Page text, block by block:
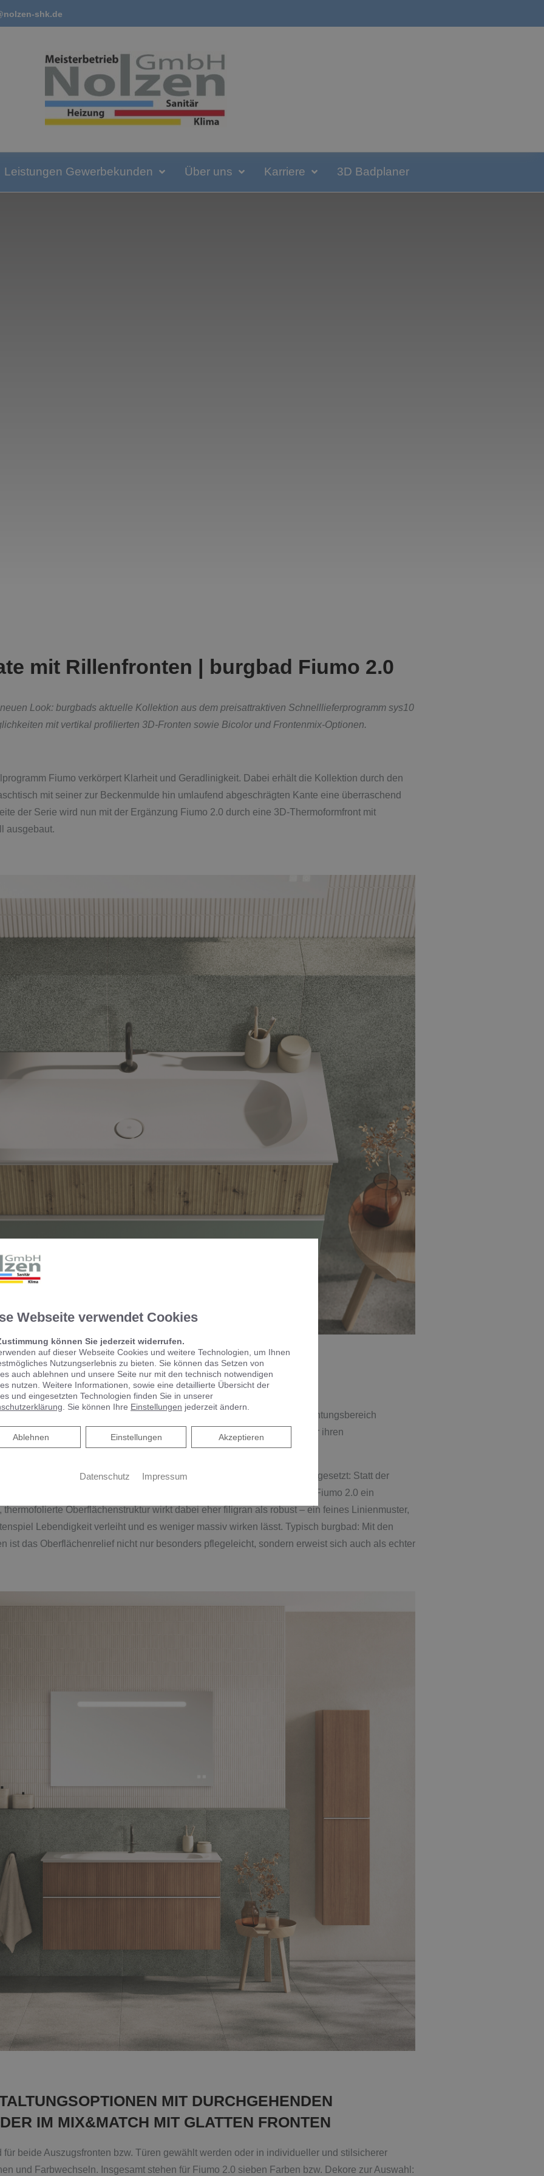
shk.de
Leistungen Gewerbekunden Über uns Karriere 3D Badplaner
mit Rillenfronten | burgbad Fiumo 2.0
Look: burgbads aktuelle Kollektion aus dem preisattraktiven Schnelllieferprogramm sys10
mit vertikal profilierten 3D-Fronten sowie Bicolor und Frontenmix-Optionen.
Fiumo verkörpert Klarheit und Geradlinigkeit. Dabei erhält die Kollektion durch den
mit seiner zur Beckenmulde hin umlaufend abgeschrägten Kante eine überraschend
der Serie wird nun mit der Ergänzung Fiumo 2.0 durch eine 3D-Thermoformfront mit
ausgebaut.
FÜR DAS LIFESTYLE-BAD
eleganten Wirkung wegen aktuell gerne im designorientierten Einrichtungsbereich
etwa erhalten so eine dekorative Anmutung, behalten dabei aber ihren
natürlichen Charme von Holzoberflächen bei.
Patrick Frey diesen Trend zusammen mit burgbad nun praxistauglich umgesetzt: Statt der
bei der Originalkollektion Fiumo zeigen die neuen Fronten von Fiumo 2.0 ein
Oberflächenstruktur wirkt dabei eher filigran als robust – ein feines Linienmuster,
Lebendigkeit verleiht und es weniger massiv wirken lässt. Typisch burgbad: Mit den
ist das Oberflächenrelief nicht nur besonders pflegeleicht, sondern erweist sich auch als echter
MIT DURCHGEHENDEN
IM MIX&MATCH MIT GLATTEN FRONTEN
beide Auszugsfronten bzw. Türen gewählt werden oder in individueller und stilsicherer
und Farbwechseln. Insgesamt stehen für Fiumo 2.0 sieben Farben bzw. Dekore zur Auswahl:
Webseite verwendet Cookies
können Sie jederzeit widerrufen.
auf dieser Webseite Cookies und weitere Technologien, um Ihnen
Nutzungserlebnis zu bieten. Sie können das Setzen von
auch ablehnen und unsere Seite nur mit den technisch notwendigen
nutzen. Weitere Informationen, sowie eine detaillierte Übersicht der
und eingesetzten Technologien finden Sie in unserer
. Sie können Ihre Einstellungen jederzeit ändern.
Akzeptieren
Einstellungen
Ablehnen
Ablehnen
Datenschutz Impressum